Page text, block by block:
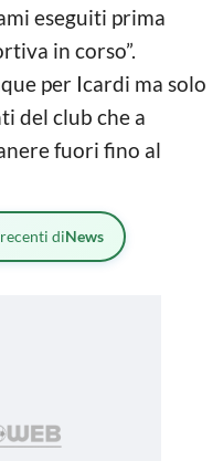
eseguiti prima
in corso”.
per Icardi ma solo
del club che a
fuori fino al
diNews